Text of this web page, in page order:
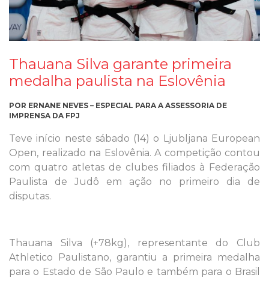
Thauana Silva garante primeira
medalha paulista na Eslovênia
POR ERNANE NEVES – ESPECIAL PARA A ASSESSORIA DE
IMPRENSA DA FPJ
Teve início neste sábado (14) o Ljubljana European
Open, realizado na Eslovênia. A competição contou
com quatro atletas de clubes filiados à Federação
Paulista de Judô em ação no primeiro dia de
disputas.
Thauana Silva (+78kg), representante do Club
Athletico Paulistano, garantiu a primeira medalha
para o Estado de São Paulo e também para o Brasil